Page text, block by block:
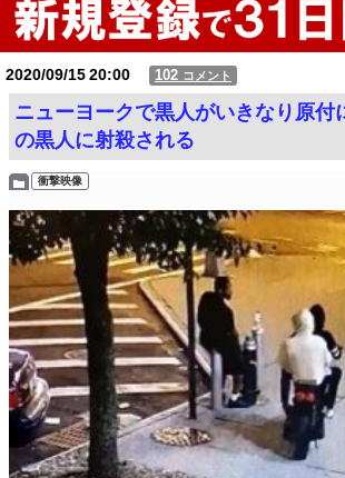
2020/09/1520:00 102 コメント
ニューヨークで黒人がいきなり原付
の黒人に射殺される
衝撃映像